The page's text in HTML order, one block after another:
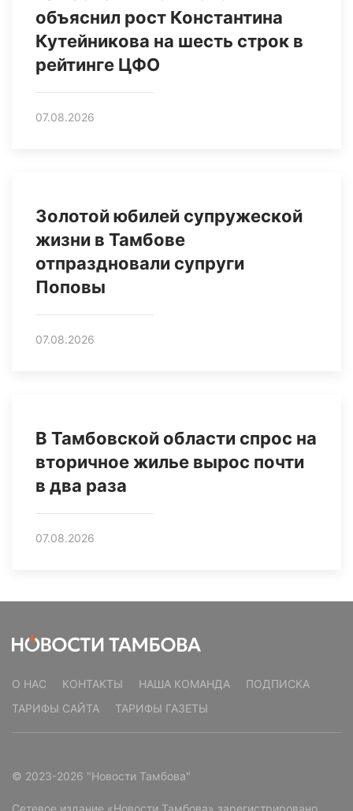
объяснил рост Константина
Кутейникова на шесть строк в
рейтинге ЦФО
07.08.2026
Золотой юбилей супружеской
жизни в Тамбове
отпраздновали супруги
Поповы
07.08.2026
В Тамбовской области спрос на
вторичное жилье вырос почти
в два раза
07.08.2026
О НАС КОНТАКТЫ НАША КОМАНДА
ПОДПИСКА
ТАРИФЫ САЙТА
ТАРИФЫ ГАЗЕТЫ
© 2023-2026 "Новости Тамбова"